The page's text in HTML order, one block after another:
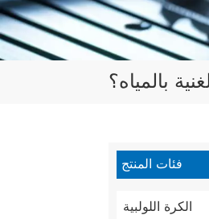
بالمياه؟
فئات المنتج
الكرة اللولبية